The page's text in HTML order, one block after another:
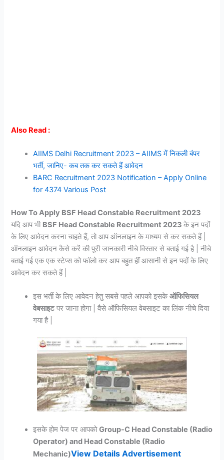
Also Read :
AIIMS Delhi Recruitment 2023 – AIIMS में निकली बंपर
भर्ती, जानिए- कब तक कर सकते हैं आवेदन
BARC Recruitment 2023 Notification – Apply Online
for 4374 Various Post
How To Apply BSF Head Constable Recruitment 2023
यदि आप भी BSF Head Constable Recruitment 2023के इन पदों
के लिए आवेदन करना चाहते हैं, तो आप ऑनलाइन के माध्यम से कर सकते हैं |
ऑनलाइन आवेदन कैसे करें की पूरी जानकारी नीचे विस्तार से बताई गई है | नीचे
बताई गई एक एक स्टेप्स को फॉलो कर आप बहुत हीं आसानी से इन पदों के लिए
आवेदन कर सकते हैं |
इस भर्ती के लिए आवेदन हेतु सबसे पहले आपको इसकेऑफिसियल
वेबसाइटपर जाना होगा | वैसे ऑफिसियल वेबसाइट का लिंक नीचे दिया
गया है |
इसके होम पेज पर आपकोGroup-C Head Constable (Radio
Operator) and Head Constable (Radio
Mechanic)View Details Advertisement